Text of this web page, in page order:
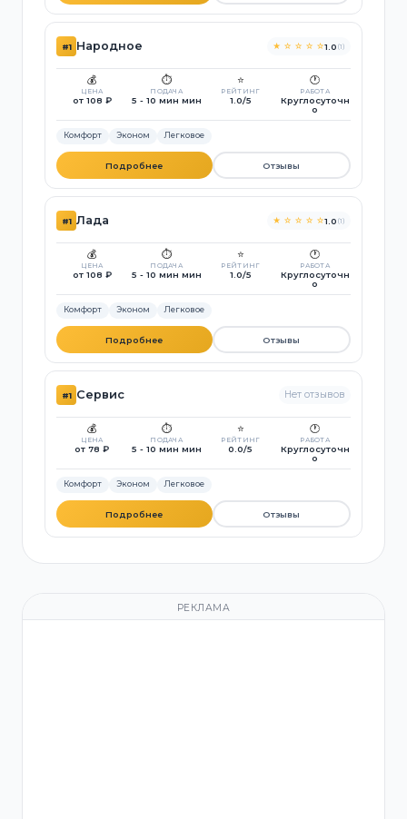
#1 Народное ★ ☆ ☆ ☆ ☆1.0 (1)
💰
ЦЕНА
от 108 ₽
⏱️
ПОДАЧА
5 - 10 мин мин
⭐
РЕЙТИНГ
1.0/5
🕐
РАБОТА
Круглосуточн
о
Комфорт Эконом Легковое
Подробнее Отзывы
#1 Лада ★ ☆ ☆ ☆ ☆1.0 (1)
💰
ЦЕНА
от 108 ₽
⏱️
ПОДАЧА
5 - 10 мин мин
⭐
РЕЙТИНГ
1.0/5
🕐
РАБОТА
Круглосуточн
о
Комфорт Эконом Легковое
Подробнее Отзывы
#1 Сервис Нет отзывов
💰
ЦЕНА
от 78 ₽
⏱️
ПОДАЧА
5 - 10 мин мин
⭐
РЕЙТИНГ
0.0/5
🕐
РАБОТА
Круглосуточн
о
Комфорт Эконом Легковое
Подробнее Отзывы
РЕКЛАМА